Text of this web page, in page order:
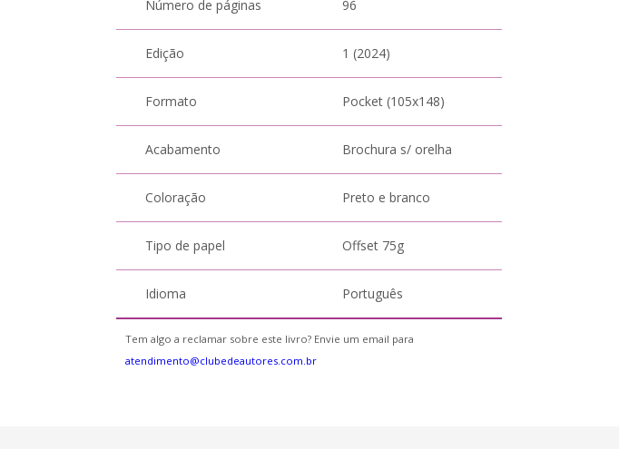
Número de páginas 96
Edição 1 (2024)
Formato Pocket (105x148)
Acabamento Brochura s/ orelha
Coloração Preto e branco
Tipo de papel Offset 75g
Idioma Português
Tem algo a reclamar sobre este livro? Envie um email para
atendimento@clubedeautores.com.br